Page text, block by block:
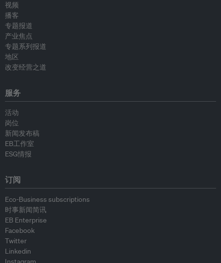
视频
播客
专题报道
产业焦点
专题系列报道
地区
改变经营之道
服务
活动
岗位
新闻发布稿
EB工作室
ESG情报
订阅
Eco-Business subscriptions
时事新闻简讯
EB Enterprise
Facebook
Twitter
Linkedin